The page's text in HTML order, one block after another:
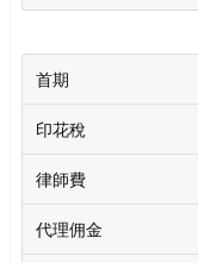
首期
印花稅
律師費
代理佣金